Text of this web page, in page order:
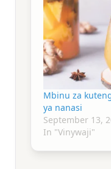
Mbinu za
ya nanasi
September 13,
In "Vinywaji"